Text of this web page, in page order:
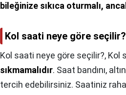
bileğinize sıkıca oturmalı,
Kol saati neye göre seçilir?
Kol saati neye göre seçilir?, Kol
sıkmamalıdır. Saat bandını,
tercih edebilirsiniz. Saatiniz